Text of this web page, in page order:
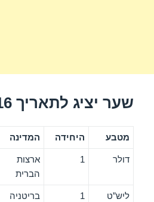
שער יציג לתאריך 12/02/2016
מטבע היחידה המדינה
דולר 1
ארצות
הברית
ליש”ט 1 בריטניה